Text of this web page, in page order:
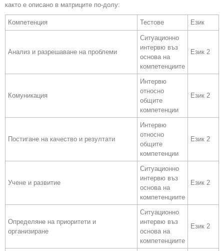
както е описано в матриците по-долу:
Компетенция Тестове Език
Анализ и разрешаване на проблеми
Ситуационно
интервю въз
основа на
компетенциите
Език 2
Комуникация
Интервю
относно
общите
компетенции
Език 2
Постигане на качество и резултати
Интервю
относно
общите
компетенции
Език 2
Учене и развитие
Ситуационно
интервю въз
основа на
компетенциите
Език 2
Определяне на приоритети и
организиране
Ситуационно
интервю въз
основа на
компетенциите
Език 2